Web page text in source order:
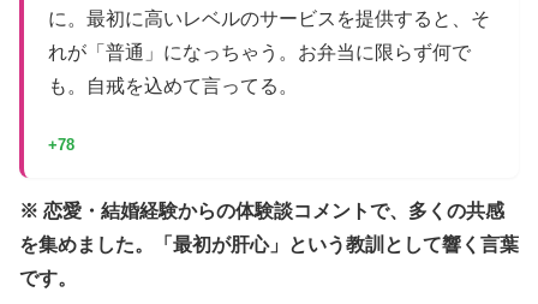
に。最初に高いレベルのサービスを提供すると、そ
れが「普通」になっちゃう。お弁当に限らず何で
も。自戒を込めて言ってる。
+78
※ 恋愛・結婚経験からの体験談コメントで、多くの共感
を集めました。「最初が肝心」という教訓として響く言葉
です。